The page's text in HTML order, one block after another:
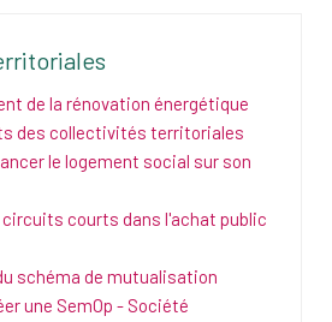
de la rénovation énergétique
des collectivités territoriales
le logement social sur son
circuits courts dans l'achat public
schéma de mutualisation
une SemOp - Société